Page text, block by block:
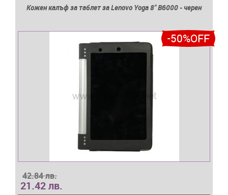
Кожен калъф за таблет за Lenovo Yoga 8'' B6000 - черен
-50%OFF
42.84 лв.
21.42 лв.